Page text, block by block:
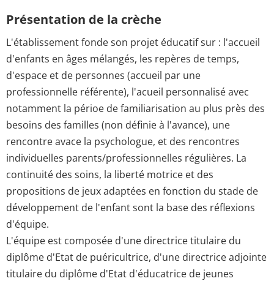
Présentation de la crèche
L'établissement fonde son projet éducatif sur : l'accueil
d'enfants en âges mélangés, les repères de temps,
d'espace et de personnes (accueil par une
professionnelle référente), l'acueil personnalisé avec
notamment la périoe de familiarisation au plus près des
besoins des familles (non définie à l'avance), une
rencontre avace la psychologue, et des rencontres
individuelles parents/professionnelles régulières. La
continuité des soins, la liberté motrice et des
propositions de jeux adaptées en fonction du stade de
développement de l'enfant sont la base des réflexions
d'équipe.
L'équipe est composée d'une directrice titulaire du
diplôme d'Etat de puéricultrice, d'une directrice adjointe
titulaire du diplôme d'Etat d'éducatrice de jeunes